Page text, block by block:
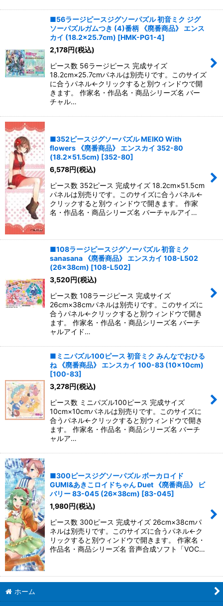
■56ラージピースジグソーパズル 初音ミク ジグ
ソーパズルガムつき (4)番柄 《廃番商品》 エンス
カイ (18.2×25.7cm) [HMK-PG1-4]
2,178円(税込)
ピース数 56ラージピース 完成サイズ
18.2cm×25.7cmパネルは別売りです。このサイズ
に合うパネル←クリックすると別ウィンドウで開
きます。 作家名・作品名・商品シリーズ名 バー
チャル…
■352ピースジグソーパズル MEIKO With
flowers 《廃番商品》 エンスカイ 352-80
(18.2×51.5cm) [352-80]
6,578円(税込)
ピース数 352ピース 完成サイズ 18.2cm×51.5cm
パネルは別売りです。このサイズに合うパネル←
クリックすると別ウィンドウで開きます。 作家
名・作品名・商品シリーズ名 バーチャルアイ…
■108ラージピースジグソーパズル 初音ミク
sanasana 《廃番商品》 エンスカイ 108-L502
(26×38cm) [108-L502]
3,520円(税込)
ピース数 108ラージピース 完成サイズ
26cm×38cmパネルは別売りです。このサイズに
合うパネル←クリックすると別ウィンドウで開き
ます。 作家名・作品名・商品シリーズ名 バーチ
ャルアイド…
■ミニパズル100ピース 初音ミク みんなでおひる
ね 《廃番商品》 エンスカイ 100-83 (10×10cm)
[100-83]
3,278円(税込)
ピース数 ミニパズル100ピース 完成サイズ
10cm×10cmパネルは別売りです。このサイズに
合うパネル←クリックすると別ウィンドウで開き
ます。 作家名・作品名・商品シリーズ名 バーチ
ャルア…
■300ピースジグソーパズル ボーカロイド
GUMI&あきこロイドちゃん Duet 《廃番商品》 ビ
バリー 83-045 (26×38cm) [83-045]
1,980円(税込)
ピース数 300ピース 完成サイズ 26cm×38cmパ
ネルは別売りです。このサイズに合うパネル←ク
リックすると別ウィンドウで開きます。 作家名・
作品名・商品シリーズ名 音声合成ソフト「VOC…
ホーム